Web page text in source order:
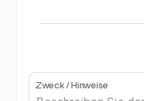
Zweck / Hinweise